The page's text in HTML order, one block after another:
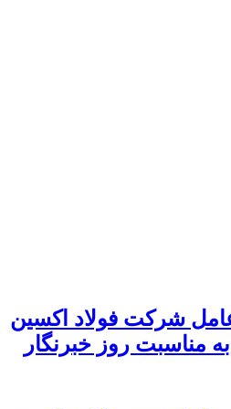
شرکت فولاد اکسین
مناسبت روز خبرنگار